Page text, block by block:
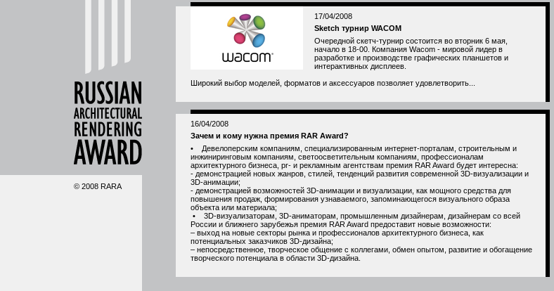
© 2008 RARA
17/04/2008
Sketch турнир WACOM
Очередной скетч-турнир состоится во вторник 6 мая,
начало в 18-00. Компания Wacom - мировой лидер в
разработке и производстве графических планшетов и
интерактивных дисплеев.
Широкий выбор моделей, форматов и аксессуаров позволяет удовлетворить...
16/04/2008
Зачем и кому нужна премия RAR Award?
• Девелоперским компаниям, специализированным интернет-порталам, строительным и
инжиниринговым компаниям, светоосветительным компаниям, профессионалам
архитектурного бизнеса, pr- и рекламным агентствам премия RAR Award будет интересна:
- демонстрацией новых жанров, стилей, тенденций развития современной 3D-визуализации и
3D-анимации;
- демонстрацией возможностей 3D-анимации и визуализации, как мощного средства для
повышения продаж, формирования узнаваемого, запоминающегося визуального образа
объекта или материала;
• 3D-визуализаторам, 3D-аниматорам, промышленным дизайнерам, дизайнерам со всей
России и ближнего зарубежья премия RAR Award предоставит новые возможности:
– выход на новые секторы рынка и профессионалов архитектурного бизнеса, как
потенциальных заказчиков 3D-дизайна;
– непосредственное, творческое общение с коллегами, обмен опытом, развитие и обогащение
творческого потенциала в области 3D-дизайна.